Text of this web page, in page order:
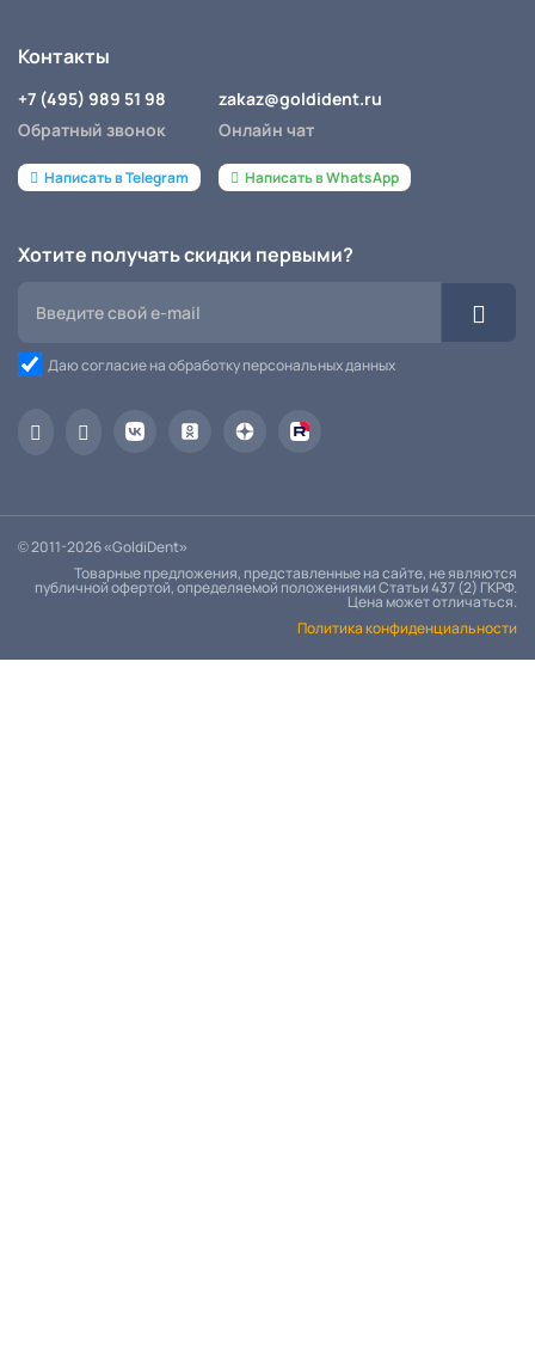
Контакты
+7 (495) 989 51 98
Обратный звонок
Написать в Telegram
zakaz@goldident.ru
Онлайн чат
Написать в WhatsApp
Хотите получать скидки первыми?
Даю согласие на обработку персональных данных
© 2011-2026 «GoldiDent»
Товарные предложения, представленные на сайте, не являются
публичной офертой, определяемой положениями Статьи 437 (2) ГКРФ.
Цена может отличаться.
Политика конфиденциальности